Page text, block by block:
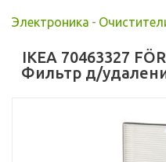
Электроника -
IKEA 70463327
Фильтр д/